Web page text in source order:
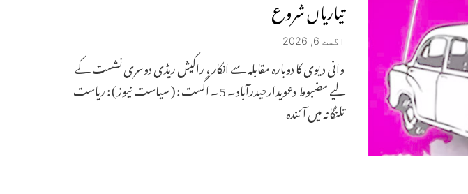
تیاریاں شروع
اگست 6, 2026
وانی دیوی کا دوبارہ مقابلہ سے انکار ، راکیش ریڈی دوسری نشست کے
لیے مضبوط دعویدارحیدرآباد ۔ 5 ۔ اگست : ( سیاست نیوز ) : ریاست
تلنگانہ میں آئندہ